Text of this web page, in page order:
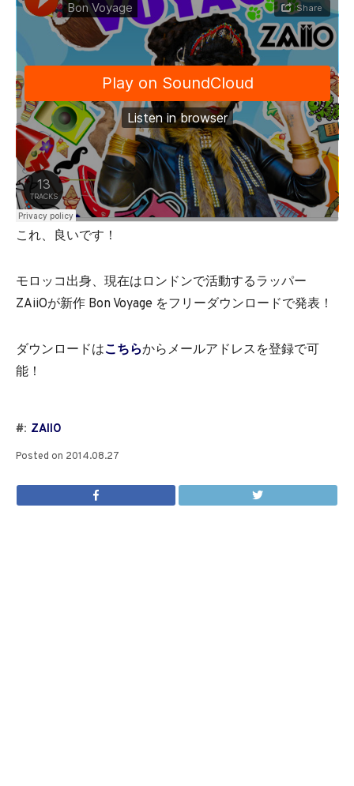
これ、良いです！
モロッコ出身、現在はロンドンで活動するラッパー
ZAiiOが新作 Bon Voyage をフリーダウンロードで発表！
ダウンロードはこちらからメールアドレスを登録で可
能！
#: ZAIIO
Posted on 2014.08.27